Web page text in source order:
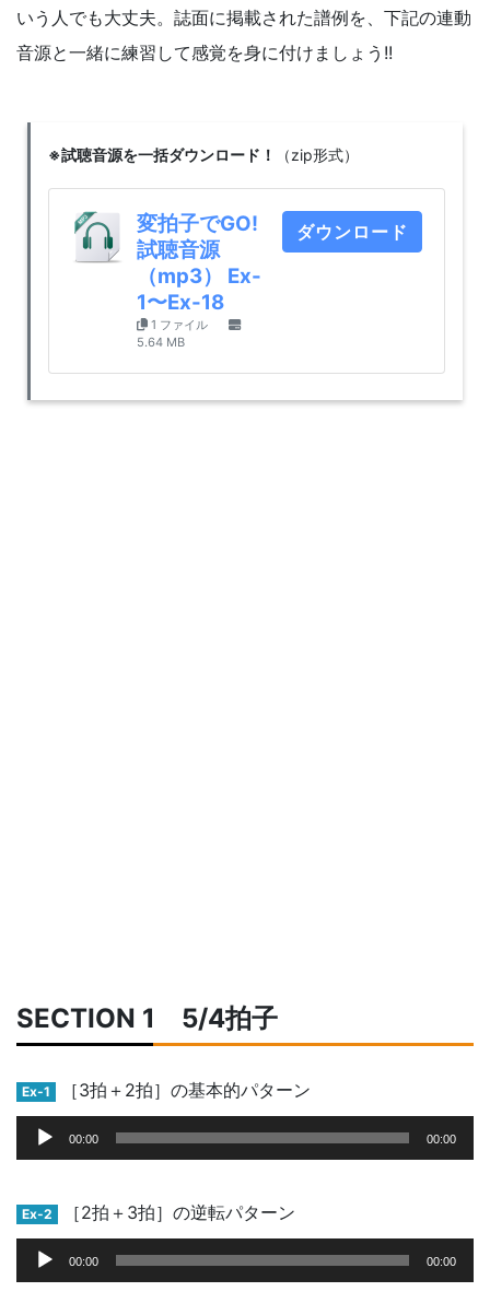
いう人でも大丈夫。誌面に掲載された譜例を、下記の連動
音源と一緒に練習して感覚を身に付けましょう!!
※試聴音源を一括ダウンロード！ （zip形式）
変拍子でGO!
試聴音源
（mp3） Ex-
1〜Ex-18
1 ファイル
5.64 MB
ダウンロード
SECTION 1 5/4拍子
Ex-1
［3拍＋2拍］の基本的パターン
声
レ
ー
ー
00:00 00:00
Ex-2
［2拍＋3拍］の逆転パターン
声
00:00 00:00